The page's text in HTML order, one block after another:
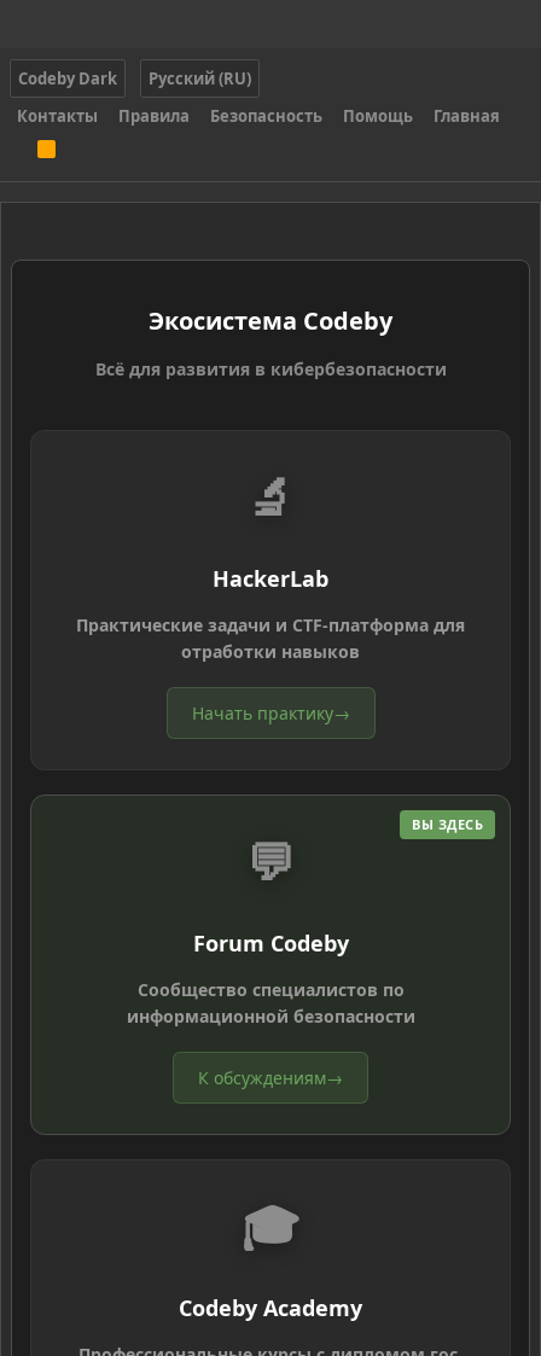
Codeby Dark
Русский (RU)
Контакты
Правила Безопасность Помощь Главная
S
Экосистема Codeby
Всё для развития в кибербезопасности
🔬
HackerLab
Практические задачи и CTF-платформа для
отработки навыков
Начать практику→
ВЫ ЗДЕСЬ
💬
Forum Codeby
Сообщество специалистов по
информационной безопасности
К обсуждениям→
🎓
Codeby Academy